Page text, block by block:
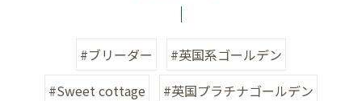
#ブリーダー
#英国系ゴールデン
#Sweet cottage
#英国プラチナゴールデン